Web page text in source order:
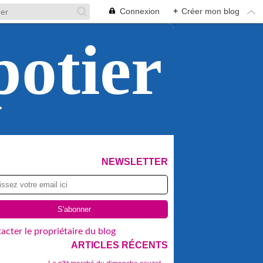
Connexion + Créer mon blog
NEWSLETTER
le propriétaire du blog
ARTICLES RÉCENTS